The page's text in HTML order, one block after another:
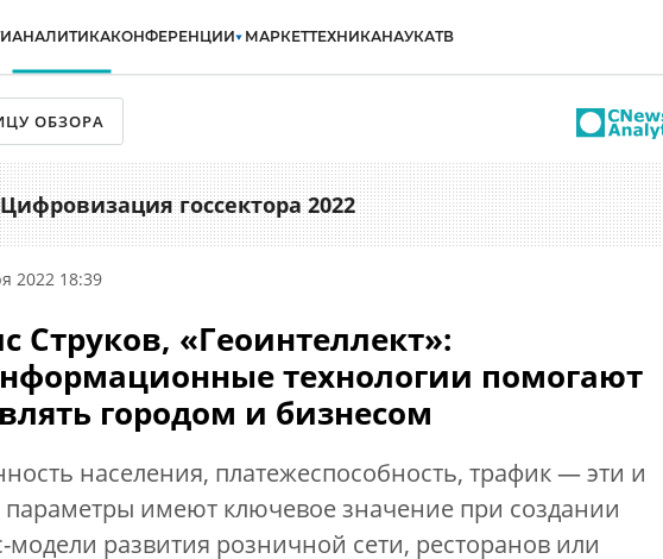
АНАЛИТИКАКОНФЕРЕНЦИИ МАРКЕТТЕХНИКАНАУКАТВ
ОБЗОРА
госсектора 2022
2022 18:39
Струков, «Геоинтеллект»:
технологии помогают
городом и бизнесом
населения, платежеспособность, трафик — эти и
параметры имеют ключевое значение при создании
модели развития розничной сети, ресторанов или